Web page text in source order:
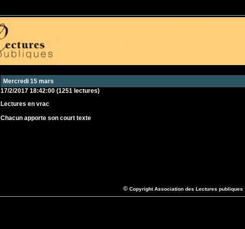
Mercredi 15 mars
17/2/2017 18:42:00 (1251 lectures)
Lectures en vrac
Chacun apporte son court texte
© Copyright Association des Lectures publiques